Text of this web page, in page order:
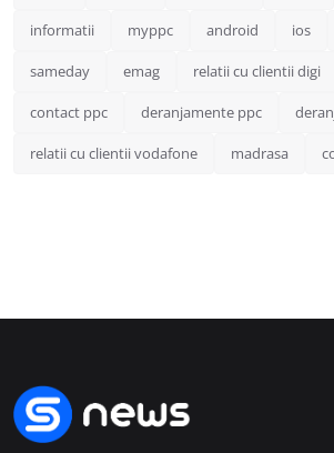
informatii myppc android ios
sameday emag relatii cu clientii digi
contact ppc deranjamente ppc
relatii cu clientii vodafone madrasa